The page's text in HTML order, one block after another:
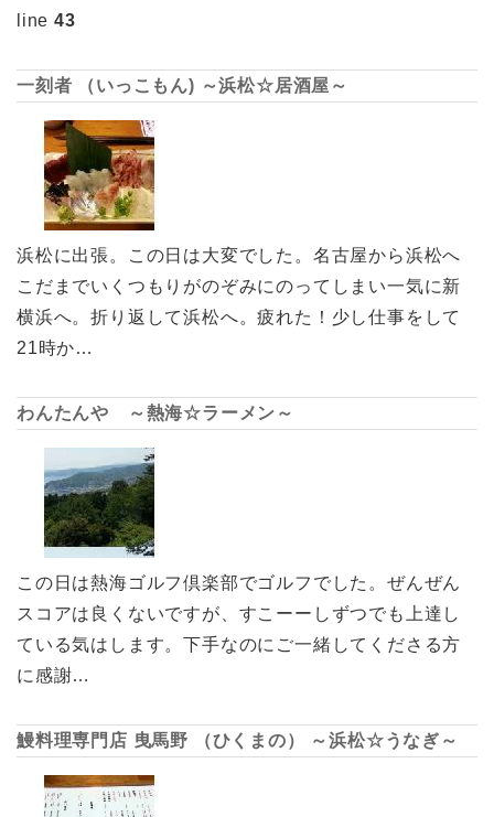
line 43
一刻者 （いっこもん) ～浜松☆居酒屋～
浜松に出張。この日は大変でした。名古屋から浜松へ
こだまでいくつもりがのぞみにのってしまい一気に新
横浜へ。折り返して浜松へ。疲れた！少し仕事をして
21時か…
わんたんや ～熱海☆ラーメン～
この日は熱海ゴルフ倶楽部でゴルフでした。ぜんぜん
スコアは良くないですが、すこーーしずつでも上達し
ている気はします。下手なのにご一緒してくださる方
に感謝…
鰻料理専門店 曳馬野 （ひくまの） ～浜松☆うなぎ～